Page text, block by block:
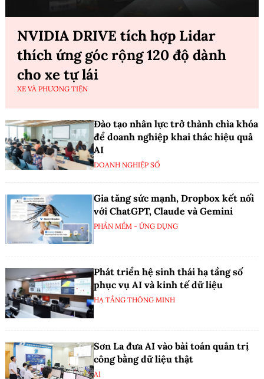
NVIDIA DRIVE tích hợp Lidar
thích ứng góc rộng 120 độ dành
cho xe tự lái
XE VÀ PHƯƠNG TIỆN
Đào tạo nhân lực trở thành chìa khóa
để doanh nghiệp khai thác hiệu quả
AI
DOANH NGHIỆP SỐ
Gia tăng sức mạnh, Dropbox kết nối
với ChatGPT, Claude và Gemini
PHẦN MỀM - ỨNG DỤNG
Phát triển hệ sinh thái hạ tầng số
phục vụ AI và kinh tế dữ liệu
HẠ TẦNG THÔNG MINH
Sơn La đưa AI vào bài toán quản trị
công bằng dữ liệu thật
AI